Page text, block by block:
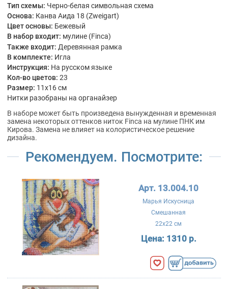
Тип схемы: Черно-белая символьная схема
Основа: Канва Аида 18 (Zweigart)
Цвет основы: Бежевый
В набор входит: мулине (Finca)
Также входит: Деревянная рамка
В комплекте: Игла
Инструкция: На русском языке
Кол-во цветов: 23
Размер: 11x16 см
Нитки разобраны на органайзер
В наборе может быть произведена вынужденная и временная
замена некоторых оттенков ниток Finca на мулине ПНК им
Кирова. Замена не влияет на колористическое решение
дизайна.
Рекомендуем. Посмотрите:
Арт. 13.004.10
Марья Искусница
Смешанная
22x22 см
Цена: 1310 р.